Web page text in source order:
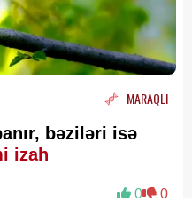
MARAQLI
bəziləri isə
izah
0 0